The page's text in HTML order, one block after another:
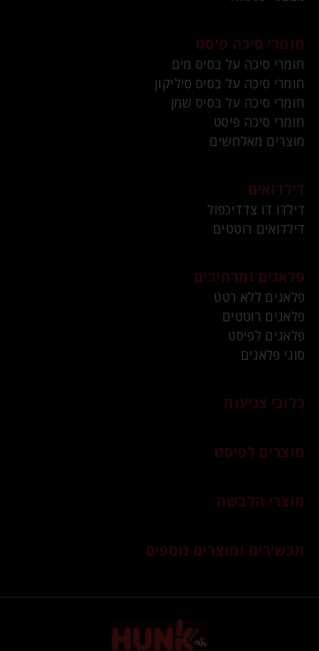
חומרי סיכה פיסט
חומרי סיכה על בסיס מים
חומרי סיכה על בסיס סיליקון
חומרי סיכה על בסיס שמן
חומרי סיכה פיסט
מוצרים מאלחשים
דילדואים
דילדו דו צדדיכפול
דילדואים רוטטים
פלאגים ומרחיבים
פלאגים ללא רטט
פלאגים רוטטים
פלאגים לפיסט
סוגי פלאגים
כלובי צניעות
מוצרים לפיסט
מוצרי הלבשה
תכשירים ומוצרים נוספים